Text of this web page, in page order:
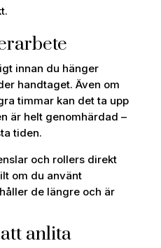
innan du hänger
handtaget. Även om
timmar kan det ta upp
är helt genomhärdad –
tiden.
och rollers direkt
om du använt
de längre och är
anlita